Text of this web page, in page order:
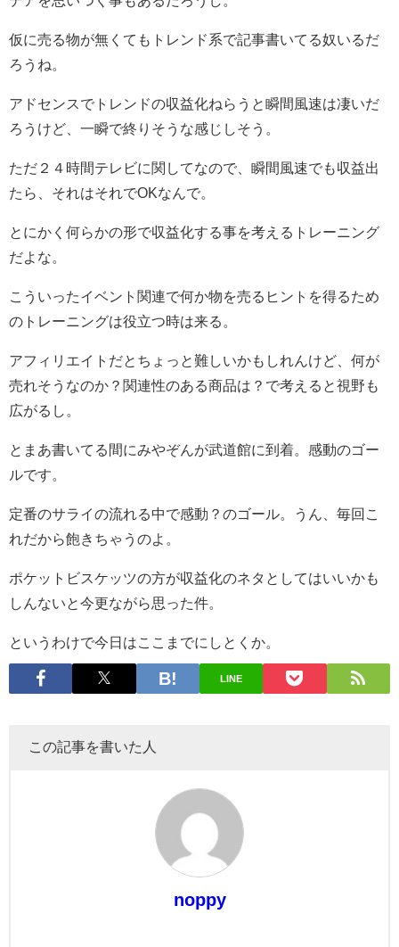
仮に売る物が無くてもトレンド系で記事書いてる奴いるだ
ろうね。
アドセンスでトレンドの収益化ねらうと瞬間風速は凄いだ
ろうけど、一瞬で終りそうな感じしそう。
ただ２４時間テレビに関してなので、瞬間風速でも収益出
たら、それはそれでOKなんで。
とにかく何らかの形で収益化する事を考えるトレーニング
だよな。
こういったイベント関連で何か物を売るヒントを得るため
のトレーニングは役立つ時は来る。
アフィリエイトだとちょっと難しいかもしれんけど、何が
売れそうなのか？関連性のある商品は？で考えると視野も
広がるし。
とまあ書いてる間にみやぞんが武道館に到着。感動のゴー
ルです。
定番のサライの流れる中で感動？のゴール。うん、毎回こ
れだから飽きちゃうのよ。
ポケットビスケッツの方が収益化のネタとしてはいいかも
しんないと今更ながら思った件。
というわけで今日はここまでにしとくか。
LINE
この記事を書いた人
noppy